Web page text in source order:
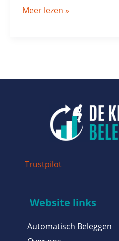
Meer lezen »
Trustpilot
Website links
Automatisch Beleggen